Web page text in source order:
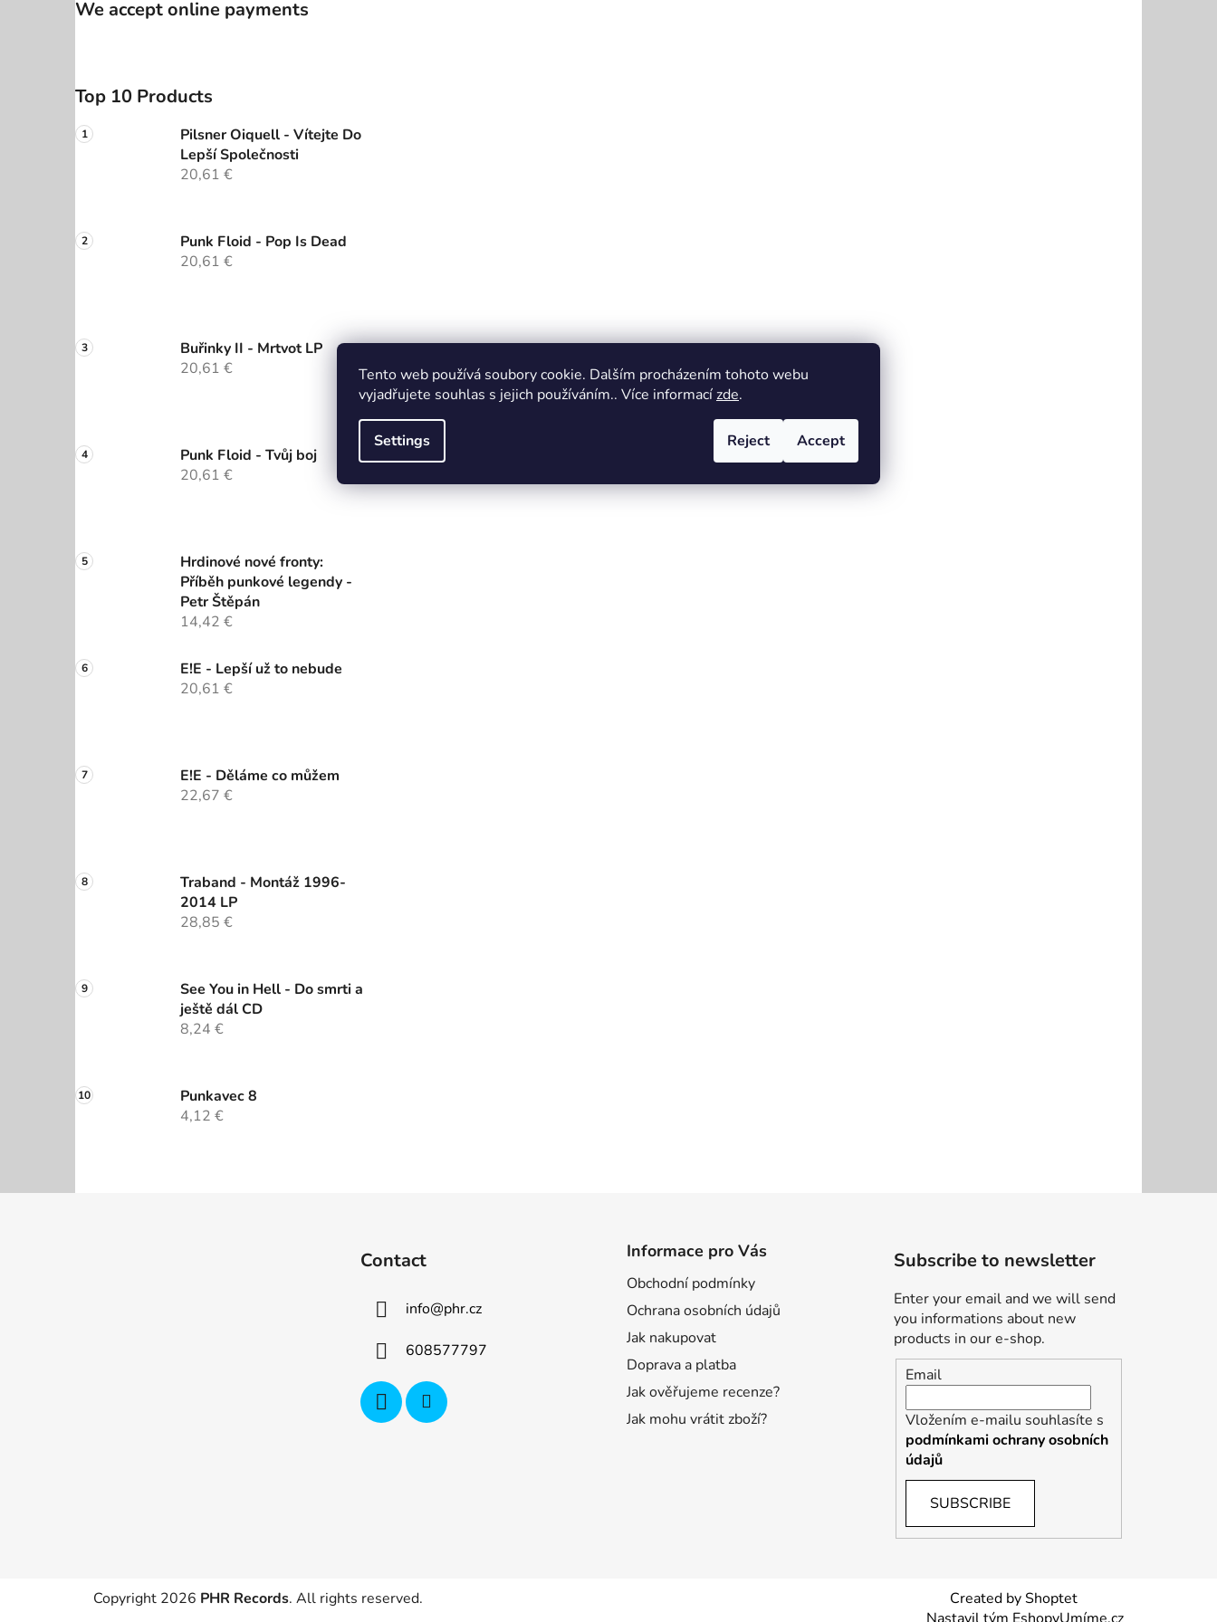
Tento web používá soubory cookie. Dalším procházením tohoto webu
vyjadřujete souhlas s jejich používáním.. Více informacízde.
Settings Reject Accept
We accept online payments
Top 10 Products
Pilsner Oiquell - Vítejte Do
Lepší Společnosti
20,61 €
Punk Floid - Pop Is Dead
20,61 €
Buřinky II - Mrtvot LP
20,61 €
Punk Floid - Tvůj boj
20,61 €
Hrdinové nové fronty:
Příběh punkové legendy -
Petr Štěpán
14,42 €
E!E - Lepší už to nebude
20,61 €
E!E - Děláme co můžem
22,67 €
Traband - Montáž 1996-
2014 LP
28,85 €
See You in Hell - Do smrti a
ještě dál CD
8,24 €
Punkavec 8
4,12 €
Contact
info@phr.cz
608577797
Informace pro Vás
Obchodní podmínky
Ochrana osobních údajů
Jak nakupovat
Doprava a platba
Jak ověřujeme recenze?
Jak mohu vrátit zboží?
Subscribe to newsletter
Enter your email and we will send
you informations about new
products in our e-shop.
Email
Vložením e-mailu souhlasíte s
podmínkami ochrany osobních
údajů
SUBSCRIBE
Created by Shoptet
Copyright 2026 PHR Records. All rights reserved.